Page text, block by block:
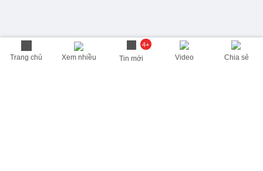
Trang chủ Xem nhiều
4+
Tin mới Video Chia sẻ